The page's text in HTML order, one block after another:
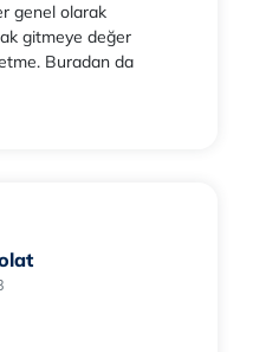
genel olarak
gitmeye değer
Buradan da